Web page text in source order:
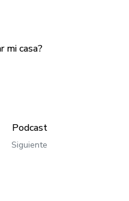
mi casa?
Podcast
Siguiente